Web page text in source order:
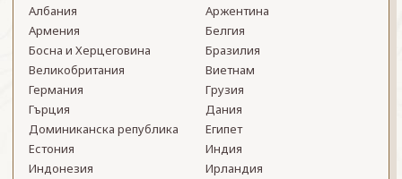
Албания
Аржентина
Армения
Белгия
Босна и Херцеговина
Бразилия
Великобритания
Виетнам
Германия
Грузия
Гърция
Дания
Доминиканска република
Египет
Естония
Индия
Индонезия
Ирландия